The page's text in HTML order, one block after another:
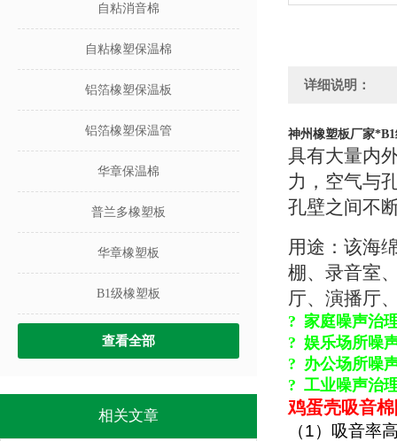
自粘消音棉
自粘橡塑保温棉
铝箔橡塑保温板
铝箔橡塑保温管
华章保温棉
普兰多橡塑板
华章橡塑板
B1级橡塑板
查看全部
相关文章
详细说明：
神州橡塑板厂家
具有大量内
力，空气与
孔壁之间不
用途：该海
棚、录音室
厅、演播厅
? 家庭噪声治
? 娱乐场所噪
? 办公场所噪
? 工业噪声治
鸡蛋壳吸音
（1）吸音率